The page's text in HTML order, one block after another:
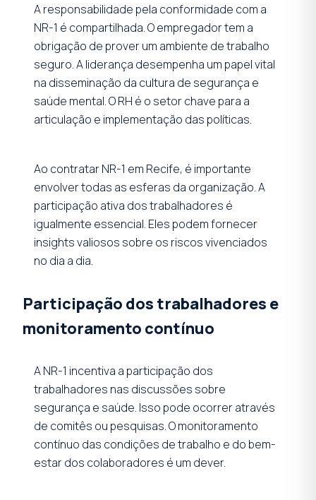
A responsabilidade pela conformidade com a
NR-1 é compartilhada. O empregador tem a
obrigação de prover um ambiente de trabalho
seguro. A liderança desempenha um papel vital
na disseminação da cultura de segurança e
saúde mental. O RH é o setor chave para a
articulação e implementação das políticas.
Ao contratar NR-1 em Recife, é importante
envolver todas as esferas da organização. A
participação ativa dos trabalhadores é
igualmente essencial. Eles podem fornecer
insights valiosos sobre os riscos vivenciados
no dia a dia.
Participação dos trabalhadores e
monitoramento contínuo
A NR-1 incentiva a participação dos
trabalhadores nas discussões sobre
segurança e saúde. Isso pode ocorrer através
de comitês ou pesquisas. O monitoramento
contínuo das condições de trabalho e do bem-
estar dos colaboradores é um dever.